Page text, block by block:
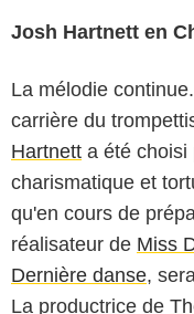
Josh Hartnett en
La mélodie
carrière du
Hartnett a été choisi
charismatique et
qu'en cours de
réalisateur de Miss
Dernière danse,
La productrice de